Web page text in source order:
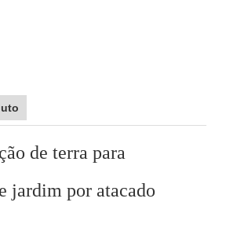
de terra para
jardim por atacado